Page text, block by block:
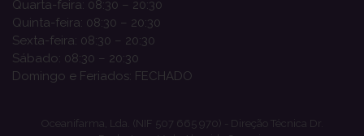
Quarta-feira: 08:30 – 20:30
Quinta-feira: 08:30 – 20:30
Sexta-feira: 08:30 – 20:30
Sábado: 08:30 – 20:30
Domingo e Feriados: FECHADO
Oceanifarma, Lda. (NIF 507 665 970) - Direção Técnica Dr.